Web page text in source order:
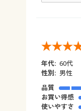
年代: 60代
性別: 男性
品質
お買い得感
使いやすさ